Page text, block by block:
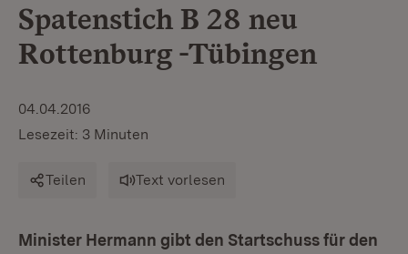
Spatenstich B 28 neu
Rottenburg -Tübingen
04.04.2016
Lesezeit: 3 Minuten
Teilen Text vorlesen
Minister Hermann gibt den Startschuss für den